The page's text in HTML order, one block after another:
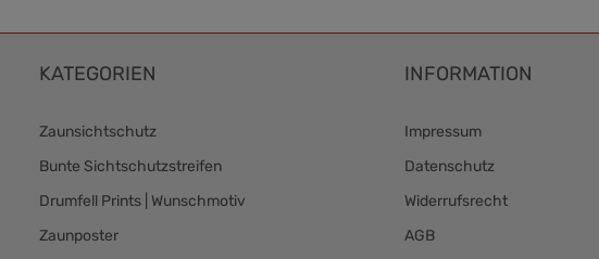
KATEGORIEN
Zaunsichtschutz
Bunte Sichtschutzstreifen
Drumfell Prints | Wunschmotiv
Zaunposter
INFORMATION
Impressum
Datenschutz
Widerrufsrecht
AGB